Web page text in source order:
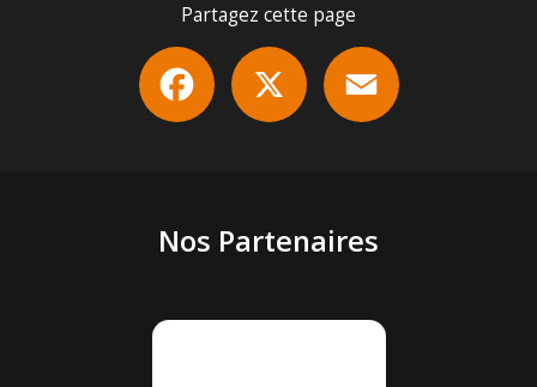
Partagez cette page
Facebook
Nos Partenaires